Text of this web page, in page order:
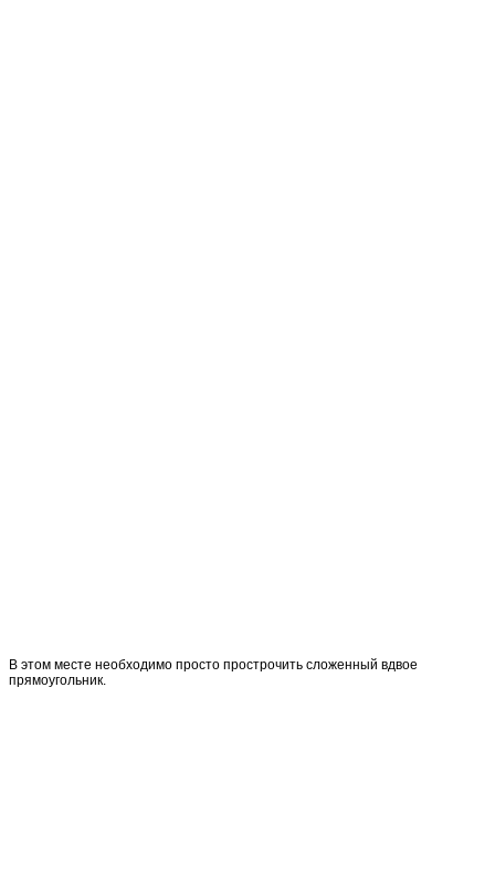
В этом месте необходимо просто прострочить сложенный вдвое
прямоугольник.